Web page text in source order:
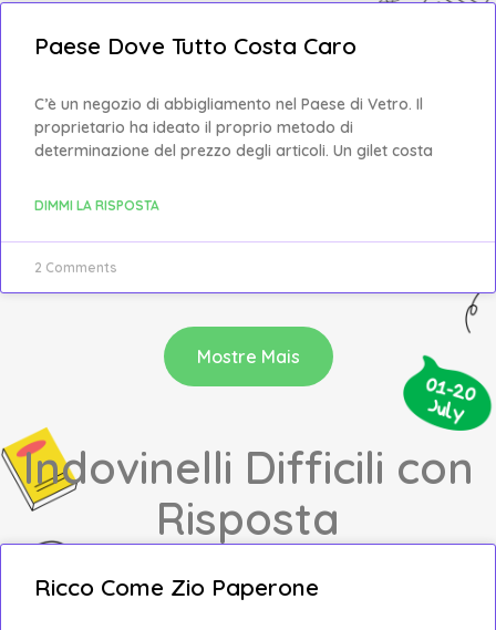
Paese Dove Tutto Costa Caro
C’è un negozio di abbigliamento nel Paese di Vetro. Il
proprietario ha ideato il proprio metodo di
determinazione del prezzo degli articoli. Un gilet costa
DIMMI LA RISPOSTA
2 Comments
Mostre Mais
Indovinelli Difficili con
Risposta
Ricco Come Zio Paperone